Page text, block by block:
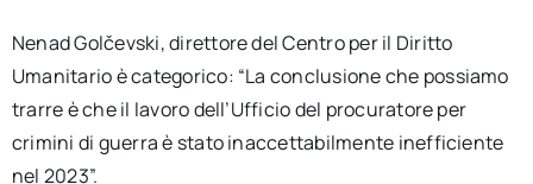
Nenad Golčevski, direttore del Centro per il Diritto
Umanitario è categorico: “La conclusione che possiamo
trarre è che il lavoro dell’Ufficio del procuratore per
crimini di guerra è stato inaccettabilmente inefficiente
nel 2023”.